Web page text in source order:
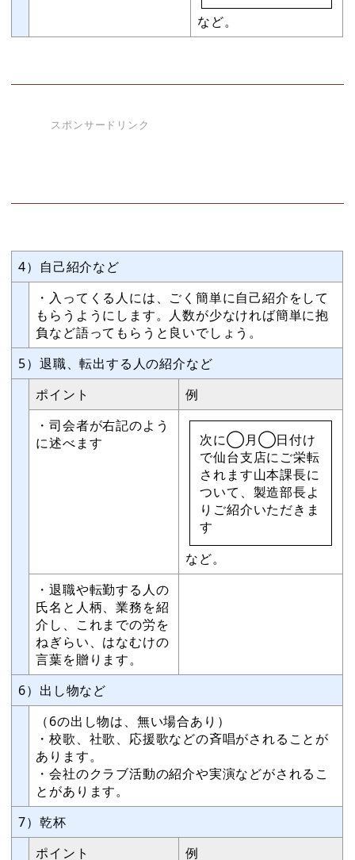
など。
スポンサードリンク
4）自己紹介など
・入ってくる人には、ごく簡単に自己紹介をして
もらうようにします。人数が少なければ簡単に抱
負など語ってもらうと良いでしょう。
5）退職、転出する人の紹介など
ポイント
例
・司会者が右記のよう
に述べます
次に◯月◯日付け
で仙台支店にご栄転
されます山本課長に
ついて、製造部長よ
りご紹介いただきま
す
など。
・退職や転勤する人の
氏名と人柄、業務を紹
介し、これまでの労を
ねぎらい、はなむけの
言葉を贈ります。
6）出し物など
（6の出し物は、無い場合あり）
・校歌、社歌、応援歌などの斉唱がされることが
あります。
・会社のクラブ活動の紹介や実演などがされるこ
とがあります。
7）乾杯
ポイント
例